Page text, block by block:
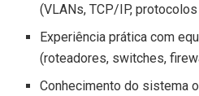
(VLANs, TCP/IP,
Experiência prática com
(roteadores, switches,
Conhecimento do sistema